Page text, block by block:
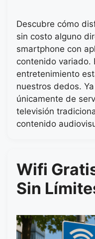
Descubre cómo
sin costo alguno
smartphone con
contenido variado.
entretenimiento
nuestros dedos.
únicamente de
televisión
contenido
Wifi
Sin